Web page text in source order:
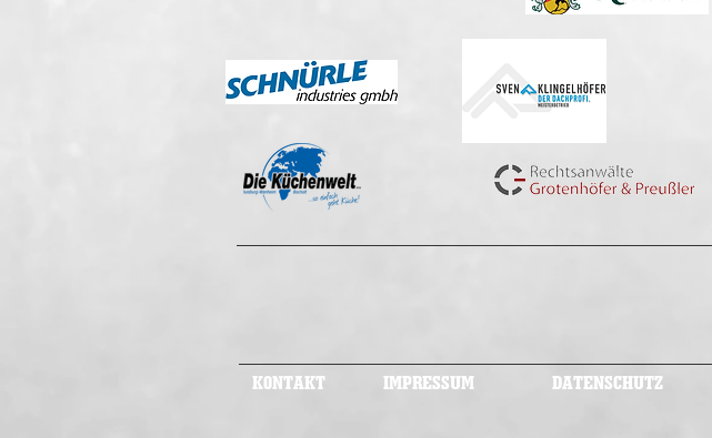
KONTAKT IMPRESSUM DATENSCHUTZ